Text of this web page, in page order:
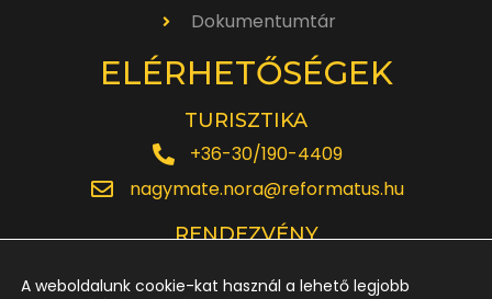
Dokumentumtár
ELÉRHETŐSÉGEK
TURISZTIKA
+36-30/190-4409
nagymate.nora@reformatus.hu
RENDEZVÉNY
A weboldalunk cookie-kat használ a lehető legjobb